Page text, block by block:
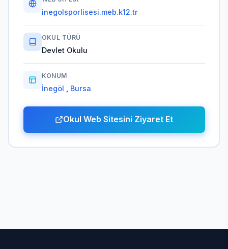
inegolsporlisesi.meb.k12.tr
OKUL TÜRÜ
Devlet Okulu
KONUM
İnegöl Bursa
Okul Web Sitesini Ziyaret Et